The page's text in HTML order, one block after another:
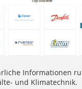
Informationen
und Klimatechnik.